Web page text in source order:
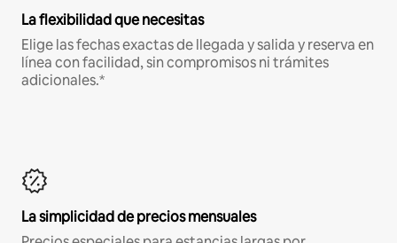
La flexibilidad que necesitas
Elige las fechas exactas de llegada y salida y reserva en
línea con facilidad, sin compromisos ni trámites
adicionales.*
La simplicidad de precios mensuales